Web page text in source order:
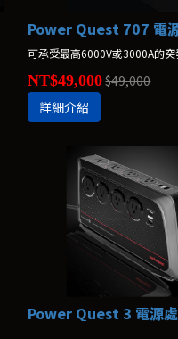
可承受最高6000V或3000A的
NT$49,000$49,000
詳細介紹